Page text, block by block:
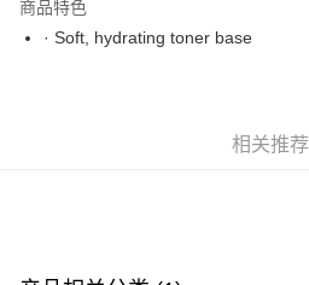
商品特色
· Soft, hydrating toner base
相关推荐